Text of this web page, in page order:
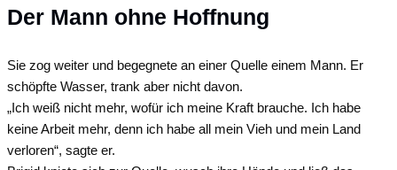
Der Mann ohne Hoffnung
Sie zog weiter und begegnete an einer Quelle einem Mann. Er
schöpfte Wasser, trank aber nicht davon.
„Ich weiß nicht mehr, wofür ich meine Kraft brauche. Ich habe
keine Arbeit mehr, denn ich habe all mein Vieh und mein Land
verloren“, sagte er.